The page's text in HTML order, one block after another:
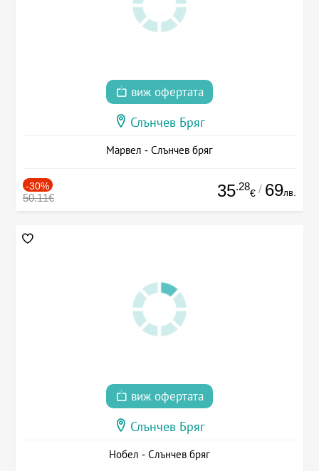
виж офертата
Слънчев Бряг
Марвел - Слънчев бряг
-30%
50.11€ 35.28
€ / 69лв.
виж офертата
Слънчев Бряг
Нобел - Слънчев бряг